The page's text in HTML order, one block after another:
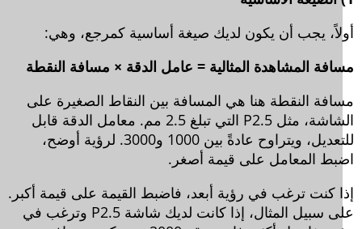
يجب أن يكون لديك صيغة أساسية كمرجع، وهي:
المشاهدة المثالية = عامل الدقة × مسافة النقطة
النقطة هنا هي المسافة بين النقاط الصغيرة على
الشاشة، مثل P2.5 التي تبلغ 2.5 مم. معامل الدقة قابل
للتعديل، ويتراوح عادةً بين 1000 و3000. لرؤية أوضح،
المعامل على قيمة أصغر.
كنت ترغب في رؤية أبعد، فاضبط القيمة على قيمة أكبر.
على سبيل المثال، إذا كانت لديك شاشة P2.5 وترغب في